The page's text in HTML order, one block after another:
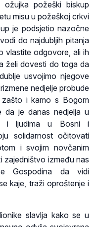
požeški biskup
misu u požeškoj crkvi
je podsjetio nazočne
do najdubljih pitanja
vlastite odgovore, ali ih
želi dovesti do toga da
usvojimo njegove
nedjelje probude
zašto i kamo s Bogom
da je danas nedjelja u
i ljudima u Bosni i
solidarnost očitovati
i svojim novčanim
zajedništvo između nas
Gospodina da vidi
kaje, traži oproštenje i
slavlja kako se u